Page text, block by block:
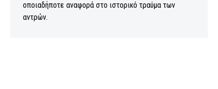
οποιαδήποτε αναφορά στο ιστορικό τραύμα των
αντρών.